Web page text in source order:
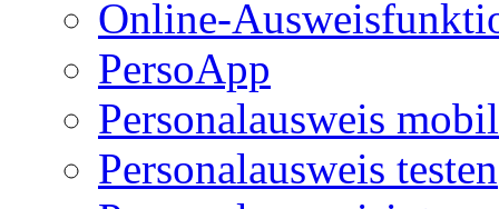
Online-
PersoApp
Personalausweis mobil
Personalausweis testen